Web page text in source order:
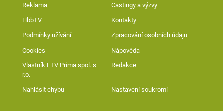
Reklama Castingy a výzvy
HbbTV Kontakty
Podmínky užívání Zpracování osobních údajů
Cookies Nápověda
Vlastník FTV Prima spol. s
r.o.
Redakce
Nahlásit chybu Nastavení soukromí